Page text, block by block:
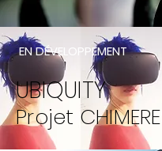
EN DÉVELOPPEMENT
UBIQUITY
Projet CHIME